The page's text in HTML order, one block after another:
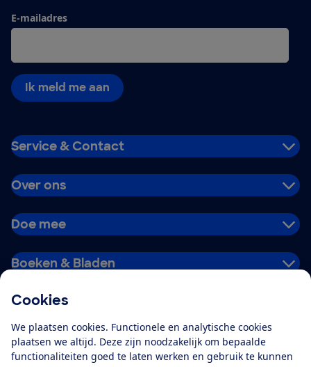
Cookies
We plaatsen cookies. Functionele en analytische cookies
plaatsen we altijd. Deze zijn noodzakelijk om bepaalde
functionaliteiten goed te laten werken en gebruik te kunnen
E-mailadres
Ik meld me aan
Service & Contact
Over ons
Doe mee
Boeken & Bladen